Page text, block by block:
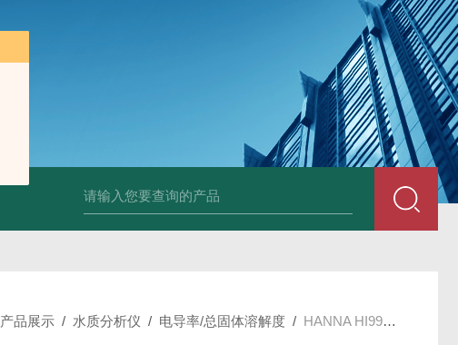
Ophir PD300R 激光功率传感器 Ophir PD300-
产品展示 / 水质分析仪 / 电导率/总固体溶解度 / HANNA HI99301 高量程 EC-TDS-温度测定仪